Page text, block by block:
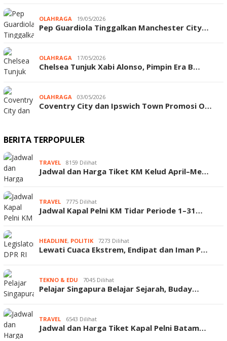
OLAHRAGA 19/05/2026
Pep Guardiola Tinggalkan Manchester City…
OLAHRAGA 17/05/2026
Chelsea Tunjuk Xabi Alonso, Pimpin Era B…
OLAHRAGA 03/05/2026
Coventry City dan Ipswich Town Promosi O…
BERITA TERPOPULER
TRAVEL 8159 Dilihat
Jadwal dan Harga Tiket KM Kelud April–Me…
TRAVEL 7775 Dilihat
Jadwal Kapal Pelni KM Tidar Periode 1–31…
HEADLINE, POLITIK 7273 Dilihat
Lewati Cuaca Ekstrem, Endipat dan Iman P…
TEKNO & EDU 7045 Dilihat
Pelajar Singapura Belajar Sejarah, Buday…
TRAVEL 6543 Dilihat
Jadwal dan Harga Tiket Kapal Pelni Batam…